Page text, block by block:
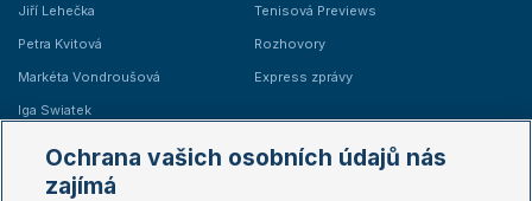
Jiří Lehečka
Petra Kvitová
Markéta Vondroušová
Iga Swiatek
Tenisová Previews
Rozhovory
Express zprávy
Žebříčky
Ochrana vašich osobních údajů nás
zajímá